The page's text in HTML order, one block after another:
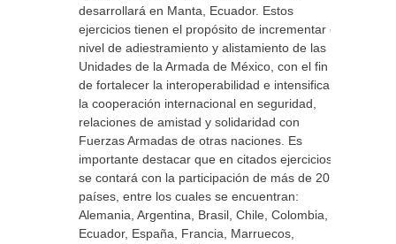
desarrollará en Manta, Ecuador. Estos
ejercicios tienen el propósito de incrementar el
nivel de adiestramiento y alistamiento de las
Unidades de la Armada de México, con el fin
de fortalecer la interoperabilidad e intensificar
la cooperación internacional en seguridad,
relaciones de amistad y solidaridad con
Fuerzas Armadas de otras naciones. Es
importante destacar que en citados ejercicios
se contará con la participación de más de 20
países, entre los cuales se encuentran:
Alemania, Argentina, Brasil, Chile, Colombia,
Ecuador, España, Francia, Marruecos,